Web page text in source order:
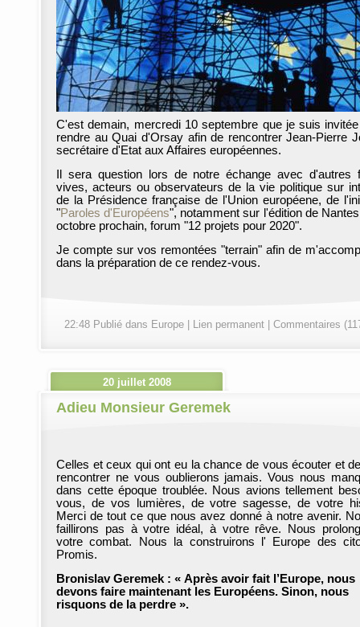
C'est demain, mercredi 10 septembre que je suis
rendre au Quai d'Orsay afin de rencontrer Jean-Pierre
secrétaire d'Etat aux Affaires européennes.
Il sera question lors de notre échange avec d'autres
vives, acteurs ou observateurs de la vie politique sur
de la Présidence française de l'Union européene, de
"Paroles d'Européens", notamment sur l'édition de
octobre prochain, forum "12 projets pour 2020".
Je compte sur vos remontées "terrain" afin de
dans la préparation de ce rendez-vous.
22:48 Publié dans Europe Lien permanent Commentaires
20 juillet 2008
Adieu Monsieur Geremek
Celles et ceux qui ont eu la chance de vous écouter et
rencontrer ne vous oublierons jamais. Vous nous
dans cette époque troublée. Nous avions tellement
vous, de vos lumières, de votre sagesse, de votre
Merci de tout ce que nous avez donné à notre avenir.
faillirons pas à votre idéal, à votre rêve. Nous
votre combat. Nous la construirons l' Europe des
Promis.
Bronislav Geremek : « Après avoir fait l’Europe, nous
devons faire maintenant les Européens. Sinon, nous
risquons de la perdre ».